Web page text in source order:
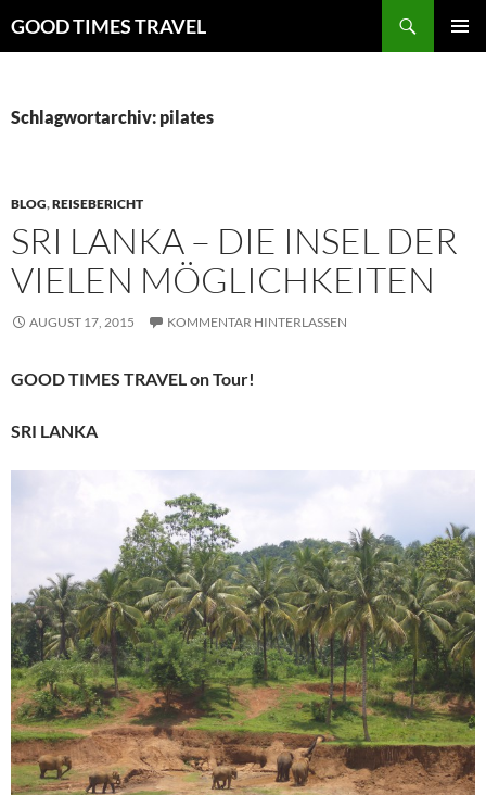
Inhalt
GOOD TIMES TRAVEL
Schlagwortarchiv: pilates
BLOG,REISEBERICHT
SRI LANKA – DIE INSEL DER
VIELEN MÖGLICHKEITEN
AUGUST 17, 2015 KOMMENTAR HINTERLASSEN
GOOD TIMES TRAVEL on Tour!
SRI LANKA